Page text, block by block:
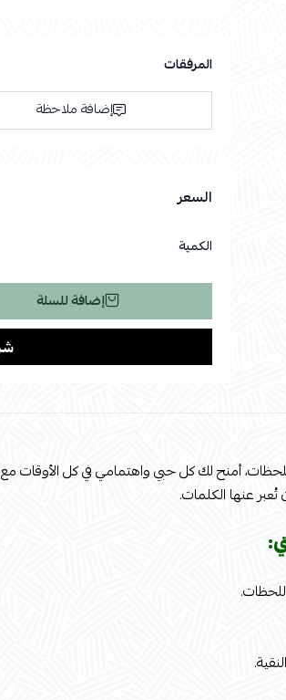
المرفقات
إضافة ملاحظة
السعر
الكمية
إضافة للسلة
أمنح لك كل حبي واهتمامي في كل الأوقات مع
عنها الكلمات.